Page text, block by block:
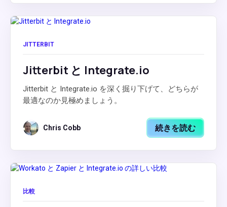
JITTERBIT
Jitterbit と Integrate.io
Jitterbit と Integrate.io を深く掘り下げて、どちらが
最適なのか見極めましょう。
Chris Cobb 続きを読む
比較